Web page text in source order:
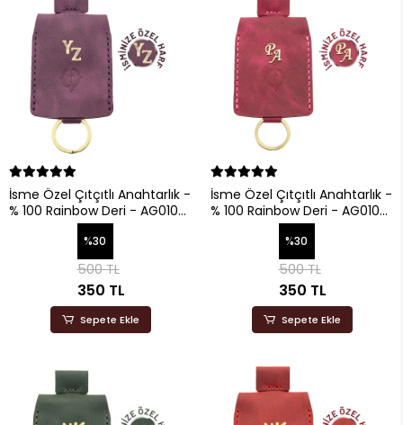
İsme Özel Çıtçıtlı Anahtarlık -
% 100 Rainbow Deri - AG01001
%30
500 TL
350 TL
Sepete Ekle
İsme Özel Çıtçıtlı Anahtarlık -
% 100 Rainbow Deri - AG01001
%30
500 TL
350 TL
Sepete Ekle